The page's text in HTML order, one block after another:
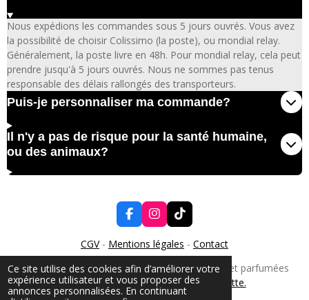
Ce site utilise des cookies afin d’améliorer votre
expérience utilisateur et vous proposer des
annonces personnalisées. En continuant
Nous expédions les commandes sous 5 jours ouvrés. Vous avez
la possibilité de choisir Colissimo (la poste), ou mondial relay.
Généralement, la poste livre en 48h. Pour mondial relay, cela peut
prendre jusqu'à 5 jours ouvrés. Nous ne sommes pas tenus
responsable des délais rallongés des transporteurs.
Puis-je personnaliser ma commande?
Il n'y a pas de risque pour la santé humaine,
ou des animaux?
F
a
c
e
b
o
o
k
I
n
s
t
g
r
a
T
i
k
T
k
CGV- Mentions légales - Contact
© 2024 Les Bougies d'Angélina - Gourmandes et parfumées
Made in France parLa Bonne Casquette.